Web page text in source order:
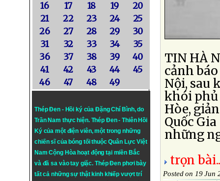
16
17 18 19
20
21
22 23 24
25
26
27 28 29
30
31
32 33 34
35
36
37 38 39
40
41
42 43 44
45
46
47 48 49
Thép Đen - Hồi ký của Đặng Chí Bình, do
Trần Nam thực hiện. Thép Đen- Thiên Hồi
Ký của một điện viên, một trong những
chiến sĩ của bóng tối thuộc Quân Lực Việt
Nam Cộng Hòa hoạt động tại miền Bắc
và đã sa vào tay giặc. Thép Đen phơi bày
tất cả những sự thật kinh khiếp vượt trí
TIN HÀ
cảnh
Nội, sau
khói phủ
Hòe,
Quốc
những
trọn
Posted on 19 Jun